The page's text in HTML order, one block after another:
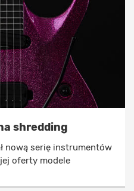
shredding
nową serię instrumentów
oferty modele